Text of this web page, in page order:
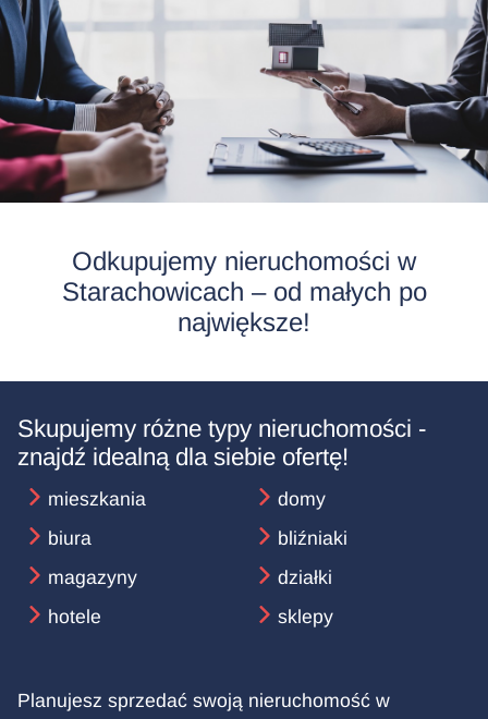
Odkupujemy nieruchomości w
Starachowicach – od małych po
największe!
Skupujemy różne typy nieruchomości -
znajdź idealną dla siebie ofertę!
mieszkania
biura
magazyny
hotele
domy
bliźniaki
działki
sklepy
Planujesz sprzedać swoją nieruchomość w